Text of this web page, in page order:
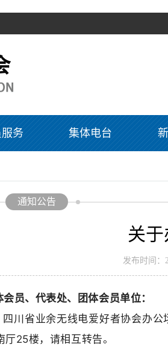
务 集体电台
通知公告
关
发布时间：
会员、代表处、团体会员单位：
省业余无线电爱好者协会办公
厅25楼，请相互转告。